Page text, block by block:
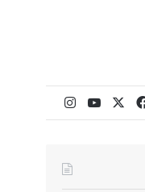
فيسبوك ‫YouTubeانستقرام